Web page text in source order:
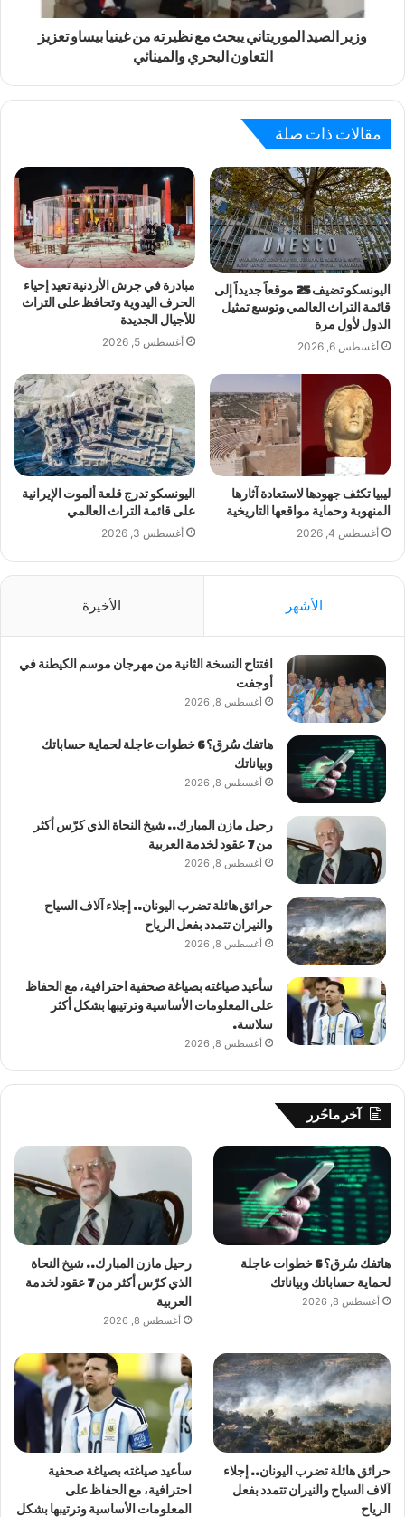
وزير الصيد الموريتاني يبحث مع نظيرته من غينيا بيساو تعزيز
التعاون البحري والمينائي
مقالات ذات صلة
اليونسكو تضيف 25 موقعاً جديداً إلى
قائمة التراث العالمي وتوسع تمثيل
الدول لأول مرة
أغسطس 6, 2026
مبادرة في جرش الأردنية تعيد إحياء
الحرف اليدوية وتحافظ على التراث
للأجيال الجديدة
أغسطس 5, 2026
ليبيا تكثف جهودها لاستعادة آثارها
المنهوبة وحماية مواقعها التاريخية
أغسطس 4, 2026
اليونسكو تدرج قلعة ألموت الإيرانية
على قائمة التراث العالمي
أغسطس 3, 2026
الأشهر الأخيرة
افتتاح النسخة الثانية من مهرجان موسم الكيطنة في
أوجفت
أغسطس 8, 2026
هاتفك سُرق؟ 6 خطوات عاجلة لحماية حساباتك
وبياناتك
أغسطس 8, 2026
رحيل مازن المبارك.. شيخ النحاة الذي كرّس أكثر
من 7 عقود لخدمة العربية
أغسطس 8, 2026
حرائق هائلة تضرب اليونان.. إجلاء آلاف السياح
والنيران تتمدد بفعل الرياح
أغسطس 8, 2026
سأعيد صياغته بصياغة صحفية احترافية، مع الحفاظ
على المعلومات الأساسية وترتيبها بشكل أكثر
سلاسة.
أغسطس 8, 2026
آخر ماحُرر
هاتفك سُرق؟ 6 خطوات عاجلة
لحماية حساباتك وبياناتك
أغسطس 8, 2026
رحيل مازن المبارك.. شيخ النحاة
الذي كرّس أكثر من 7 عقود لخدمة
العربية
أغسطس 8, 2026
حرائق هائلة تضرب اليونان.. إجلاء
آلاف السياح والنيران تتمدد بفعل
الرياح
سأعيد صياغته بصياغة صحفية
احترافية، مع الحفاظ على
المعلومات الأساسية وترتيبها بشكل